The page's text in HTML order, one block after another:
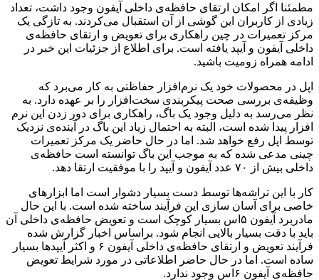
مطمئنا اگر امکان ارتقای حافظه‌ی داخلی آیفون وجود داشت، تعداد
زیادی از کاربران این گوشی از آن استقبال می‌کردند. به تازگی یک
مرکز تعمیرات در چین راهکاری برای تعویض و ارتقای حافظه‌ی
داخلی آیفون و آیپد یافته است. برای اطلاع از جزئیات این خبر در
ادامه همراه زومیت باشید.
اپل در محصولات خود یک نرم‌افزار حفاظتی به کار می‌برد که
وظیفه‌ی بررسی صحت پیکربندی سخت‌افزار را بر عهده دارد. به
نظر می‌رسد به دلیل وجود یک باگ، راهکاری برای دور زدن این نرم
افزار پیدا شده است، البته به احتمال زیاد این باگ در آینده‌ی نزدیک
توسط اپل رفع خواهد شد. اما در حال حاضر یک مرکز تعمیرات
چینی مدعی شده که به موجب این باگ توانسته است حافظه‌ی
داخلی بیش از ۷۰ عدد آیفون و آیپد را با موفقیت ارتقا دهد.
کار با این تراشه‌ها توسط دست بسیار دشوار است اما ابزارهای
خاصی برای آسان سازی این فرآیند ساخته شده است. با این حال
مادربرد آیفون ۵اس بسیار کوچک است و تعویض حافظه‌ی داخلی آن
باید با دقت بسیار بالایی انجام شود. براساس اخبار گزارش شده
فرآیند تعویض و ارتقای حافظه‌ی‌ داخلی آیفون ۶ و اکثر آیپدها بسیار
ساده است. اما در حال حاضر اطلاعاتی در مورد شرایط تعویض
حافظه‌ی آیفون ۶اس وجود ندارد.